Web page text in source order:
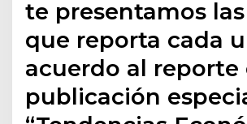
te presentamos
que reporta cada
acuerdo al reporte
publicación